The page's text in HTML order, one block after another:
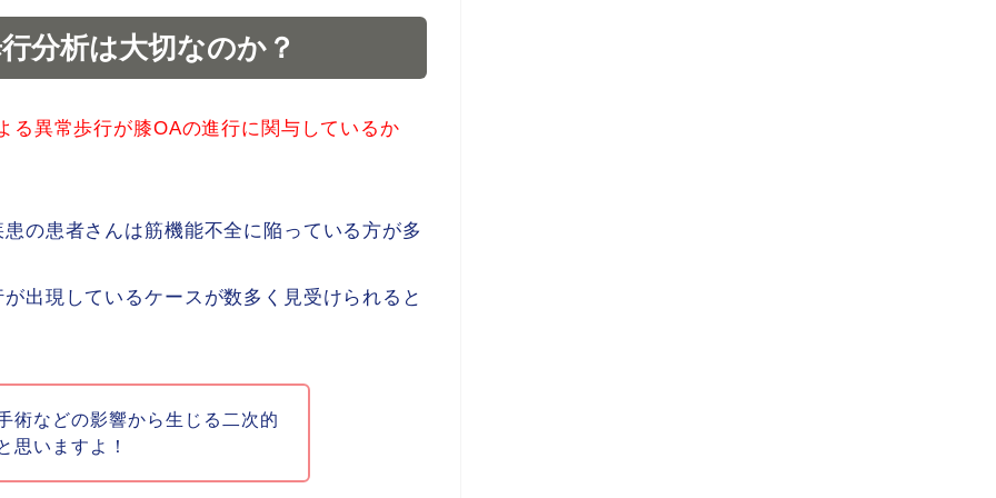
分析は大切なのか？
る異常歩行が膝OAの進行に関与しているか
の患者さんは筋機能不全に陥っている方が多
出現しているケースが数多く見受けられると
術などの影響から生じる二次的
思いますよ！